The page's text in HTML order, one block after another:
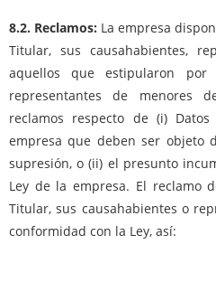
8.2. Reclamos: La empresa
Titular, sus causahabientes,
aquellos que estipularon
representantes de menores
reclamos respecto de (i)
empresa que deben ser objeto
supresión, o (ii) el presunto
Ley de la empresa. El reclamo
Titular, sus causahabientes o
conformidad con la Ley, así: